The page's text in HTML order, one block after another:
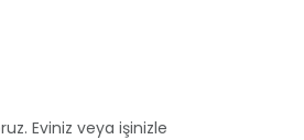
Eviniz veya işinizle